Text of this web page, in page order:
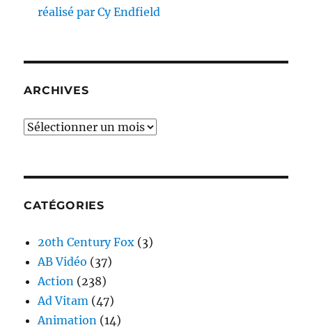
réalisé par Cy Endfield
ARCHIVES
Archives
CATÉGORIES
20th Century Fox (3)
AB Vidéo (37)
Action (238)
Ad Vitam (47)
Animation (14)